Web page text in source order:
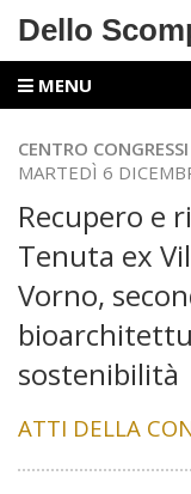
Dello
MENU
CENTRO
MARTEDÌ 6
Recupero e
Tenuta ex
Vorno,
sostenibilità
ATTI DELLA